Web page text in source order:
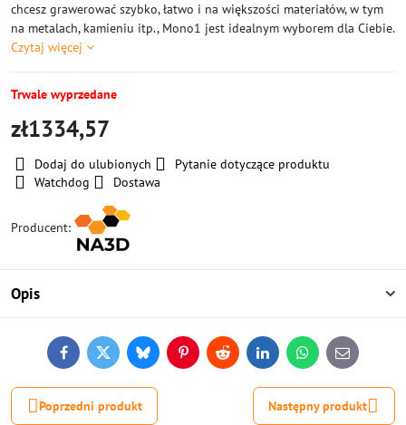
chcesz grawerować szybko, łatwo i na większości materiałów, w tym
na metalach, kamieniu itp., Mono1 jest idealnym wyborem dla Ciebie.
Czytaj więcej
Trwale wyprzedane
zł1334,57
Dodaj do ulubionych
Pytanie dotyczące produktu
Watchdog
Dostawa
Producent:
Opis
FacebookTwitterBlueskyPinterestReddit LinkedInWhatsApp
E-
mail
Poprzedni produkt Następny produkt